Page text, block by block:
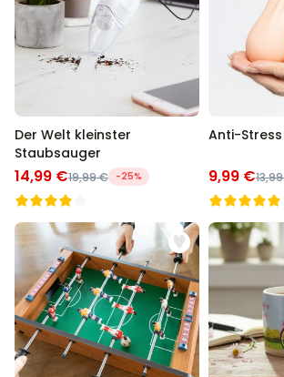
Der Welt kleinster
Staubsauger
14,99 €19,99 € -25%
Anti-
9,99 €